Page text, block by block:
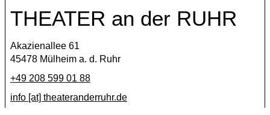
THEATER an der RUHR
Akazienallee 61
45478 Mülheim a. d. Ruhr
+49 208 599 01 88
info [​at​] theateranderruhr.de